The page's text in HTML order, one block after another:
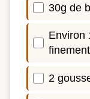
30g de
Environ
2